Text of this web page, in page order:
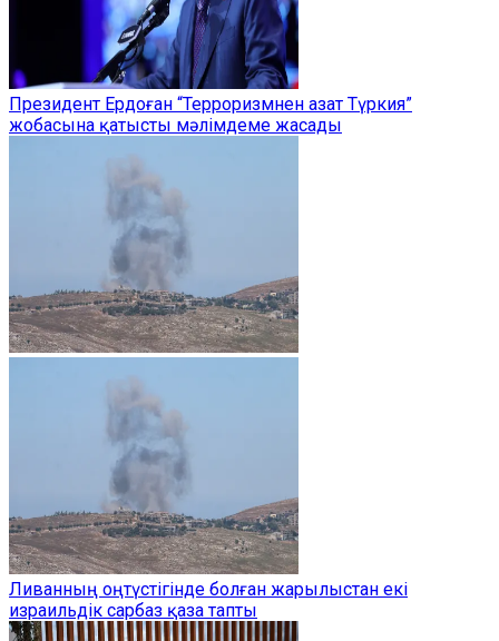
Президент Ердоған “Терроризмнен азат Түркия”
жобасына қатысты мәлімдеме жасады
Ливанның оңтүстігінде болған жарылыстан екі
израильдік сарбаз қаза тапты